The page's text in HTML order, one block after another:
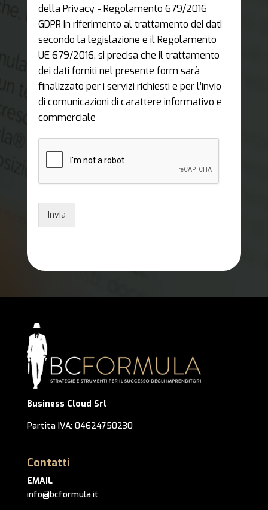
della Privacy - Regolamento 679/2016
GDPR In riferimento al trattamento dei dati
secondo la legislazione e il Regolamento
UE 679/2016, si precisa che il trattamento
dei dati forniti nel presente form sarà
finalizzato per i servizi richiesti e per l’invio
di comunicazioni di carattere informativo e
commerciale
Invia
Business Cloud Srl
Partita IVA: 04624750230
Contatti
EMAIL
info@bcformula.it